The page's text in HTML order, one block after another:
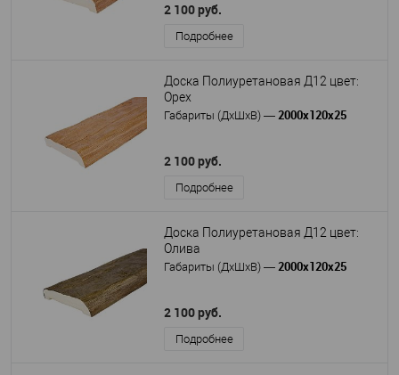
2 100 руб.
Подробнее
Доска Полиуретановая Д12 цвет:
Орех
Габариты (ДхШхВ) — 2000х120х25
2 100 руб.
Подробнее
Доска Полиуретановая Д12 цвет:
Олива
Габариты (ДхШхВ) — 2000х120х25
2 100 руб.
Подробнее